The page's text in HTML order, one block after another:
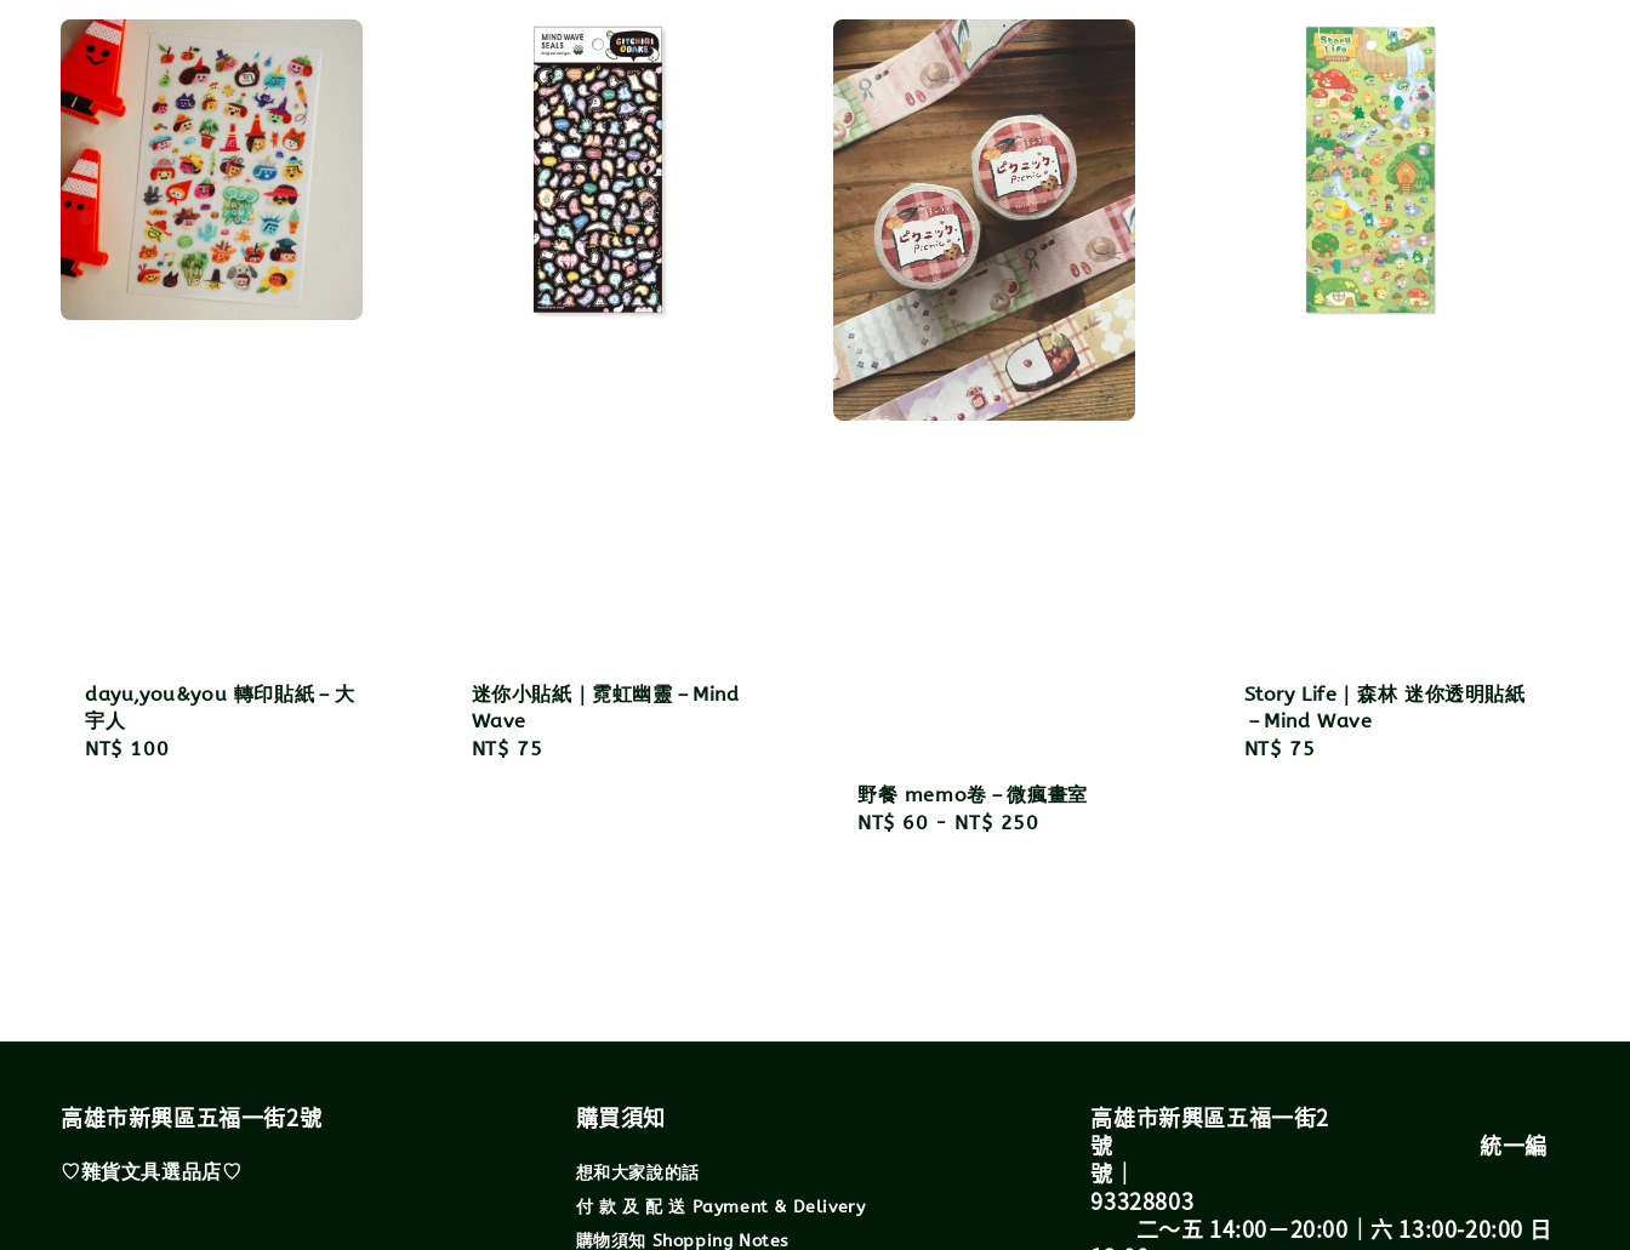
dayu,you&you 轉印貼紙－大
宇人
Regular
NT$ 100
迷你小貼紙｜霓虹幽靈－Mind
Wave
Regular
NT$ 75
野餐 memo卷－微瘋畫室
Regular
NT$ 60 - NT$ 250
Story Life｜森林 迷你透明貼紙
－Mind Wave
Regular
NT$ 75
高雄市新興區五福一街2號
♡雜貨文具選品店♡
購買須知
想和大家說的話
付 款 及 配 送 Payment & Delivery
購物須知 Shopping Notes
高雄市新興區五福一街2
號 統一編
號｜
93328803
二～五 14:00－20:00｜六 13:00-20:00 日